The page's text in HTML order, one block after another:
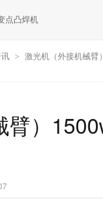
点凸焊机
> 激光机（外接机械臂
）